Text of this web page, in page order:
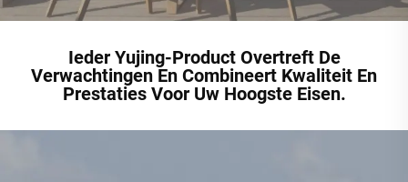
Ieder Yujing-Product Overtreft De
Verwachtingen En Combineert Kwaliteit En
Prestaties Voor Uw Hoogste Eisen.